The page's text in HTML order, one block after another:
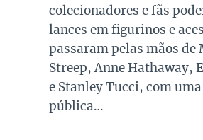
colecionadores e fãs
lances em figurinos e
passaram pelas mãos de
Streep, Anne Hathaway,
e Stanley Tucci, com
pública…